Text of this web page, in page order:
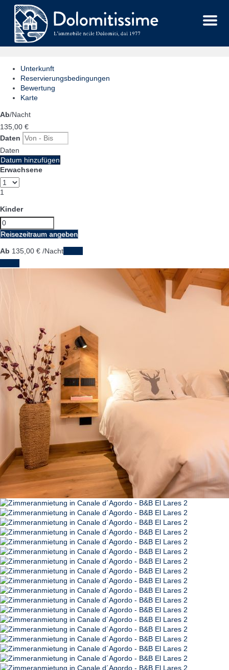
Menu
Unterkunft
Reservierungsbedingungen
Bewertung
Karte
Ab/Nacht
135, 00 €
Daten
Daten
Datum hinzufügen
Erwachsene
1
Kinder
Reisezeitraum angeben
Ab 135, 00 € /Nacht